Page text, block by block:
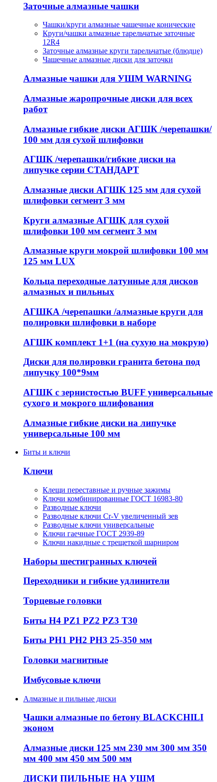
Заточные алмазные чашки
Чашки/круги алмазные чашечные конические
Круги/чашки алмазные тарельчатые заточные
12R4
Заточные алмазные круги тарельчатые (блюдце)
Чашечные алмазные диски для заточки
Алмазные чашки для УШМ WARNING
Алмазные жаропрочные диски для всех
работ
Алмазные гибкие диски АГШК /черепашки/
100 мм для сухой шлифовки
АГШК /черепашки/гибкие диски на
липучке серии СТАНДАРТ
Алмазные диски АГШК 125 мм для сухой
шлифовки сегмент 3 мм
Круги алмазные АГШК для сухой
шлифовки 100 мм сегмент 3 мм
Алмазные круги мокрой шлифовки 100 мм
125 мм LUX
Кольца переходные латунные для дисков
алмазных и пильных
АГШКА /черепашки /алмазные круги для
полировки шлифовки в наборе
АГШК комплект 1+1 (на сухую на мокрую)
Диски для полировки гранита бетона под
липучку 100*9мм
АГШК с зернистостью BUFF универсальные
сухого и мокрого шлифования
Алмазные гибкие диски на липучке
универсальные 100 мм
Биты и ключи
Ключи
Клещи переставные и ручные зажимы
Ключи комбинированные ГОСТ 16983-80
Разводные ключи
Разводные ключи Cr-V увеличенный зев
Разводные ключи универсальные
Ключи гаечные ГОСТ 2939-89
Ключи накидные с трещеткой шарниром
Наборы шестигранных ключей
Переходники и гибкие удлинители
Торцевые головки
Биты H4 PZ1 PZ2 PZ3 T30
Биты PH1 PH2 PH3 25-350 мм
Головки магнитные
Имбусовые ключи
Алмазные и пильные диски
Чашки алмазные по бетону BLACKCHILI
эконом
Алмазные диски 125 мм 230 мм 300 мм 350
мм 400 мм 450 мм 500 мм
ДИСКИ ПИЛЬНЫЕ НА УШМ